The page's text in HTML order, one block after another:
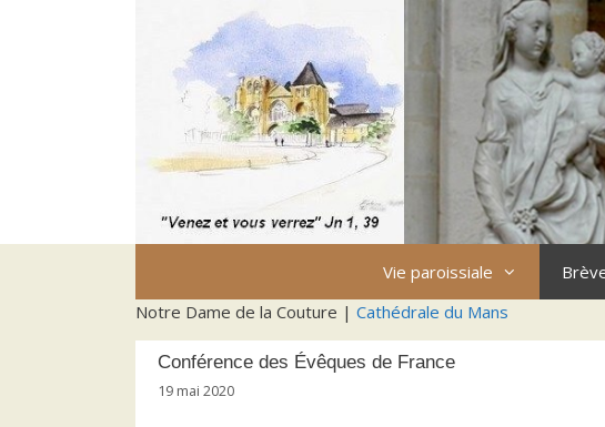
Vie paroissiale
Notre Dame de la Couture | Cathédrale du Mans
Conférence des Évêques de France
19 mai 2020